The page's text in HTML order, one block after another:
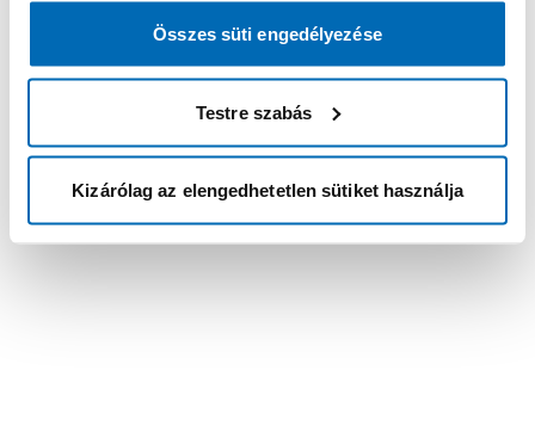
Összes süti engedélyezése
Testre szabás
Kizárólag az elengedhetetlen sütiket használja